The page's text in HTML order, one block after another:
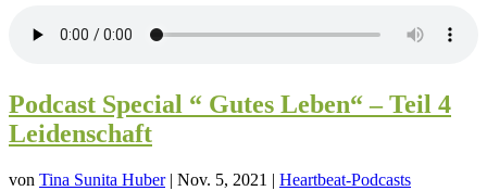
Podcast Special “ Gutes Leben“ – Teil 4
Leidenschaft
von Tina Sunita Huber| Nov. 5, 2021 | Heartbeat-Podcasts